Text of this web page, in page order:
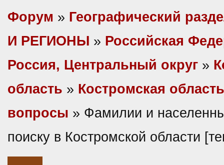
Форум » Географический
И РЕГИОНЫ » Российская
Россия, Центральный округ »
область » Костромская
вопросы » Фамилии и
поиску в Костромской области